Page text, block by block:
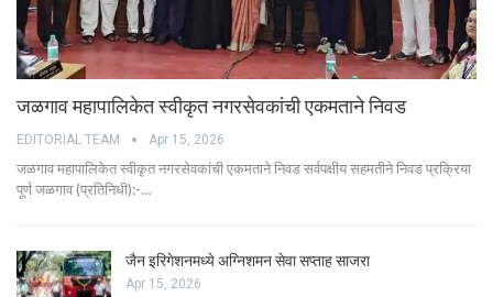
जळगाव महापालिकेत स्वीकृत नगरसेवकांची एकमताने निवड
EDITORIAL TEAM Apr 15, 2026
जळगाव महापालिकेत स्वीकृत नगरसेवकांची एकमताने निवड सर्वपक्षीय सहमतीने निवड प्रक्रिया
पूर्ण जळगाव (प्रतिनिधी):-…
जैन इरिगेशनमध्ये अग्निशमन सेवा सप्ताह साजरा
Apr 15, 2026